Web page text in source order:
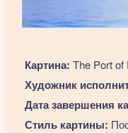
Картина: The Port of
Художник
Дата завершения
Стиль картины: